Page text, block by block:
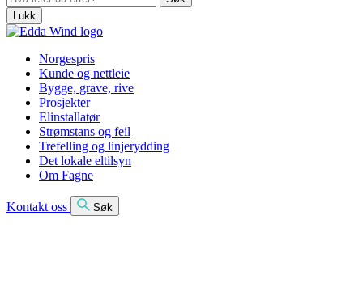
Lukk
Norgespris
Kunde og nettleie
Bygge, grave, rive
Prosjekter
Elinstallatør
Strømstans og feil
Trefelling og linjerydding
Det lokale eltilsyn
Om Fagne
Kontakt oss Søk